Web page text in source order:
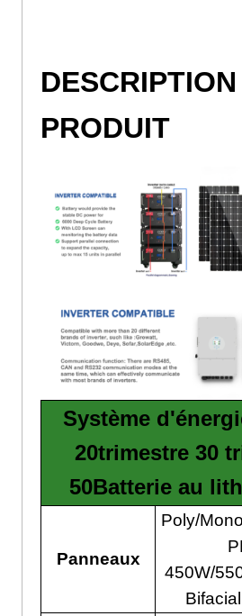
PRODUIT
Système
20trimestre 30
50Batterie au
Panneaux
Poly/
450W/